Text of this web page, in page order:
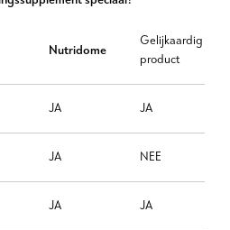
Nutridome
Gelijkaardig
product
JA JA
JA NEE
JA JA